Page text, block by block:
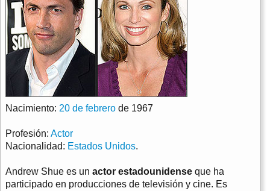
Nacimiento: 20 de febrero de 1967
Profesión: Actor
Nacionalidad: Estados Unidos.
Andrew Shue es un actor estadounidense que ha
participado en producciones de televisión y cine. Es